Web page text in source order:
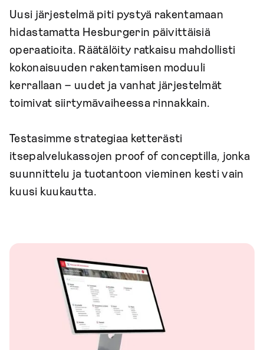
Uusi järjestelmä piti pystyä rakentamaan
hidastamatta Hesburgerin päivittäisiä
operaatioita. Räätälöity ratkaisu mahdollisti
kokonaisuuden rakentamisen moduuli
kerrallaan – uudet ja vanhat järjestelmät
toimivat siirtymävaiheessa rinnakkain.
Testasimme strategiaa ketterästi
itsepalvelukassojen proof of conceptilla, jonka
suunnittelu ja tuotantoon vieminen kesti vain
kuusi kuukautta.